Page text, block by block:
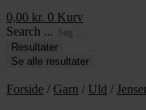
0,00 kr. 0 Kurv
Search ...
Resultater
Se alle resultater
Forside / Garn / Uld /